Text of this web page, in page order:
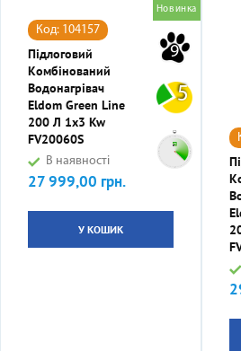
Новинка
9
5
Код: 104157
Підлоговий
Комбінований
Водонагрівач
Eldom Green Line
200 Л 1x3 Kw
FV20060S
В наявності
Ціна
27 999,00 грн.
У КОШИК